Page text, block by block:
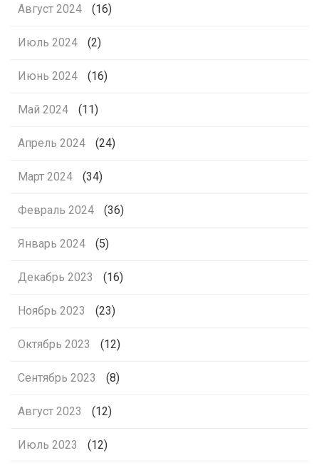
Август 2024 (16)
Июль 2024 (2)
Июнь 2024 (16)
Май 2024 (11)
Апрель 2024 (24)
Март 2024 (34)
Февраль 2024 (36)
Январь 2024 (5)
Декабрь 2023 (16)
Ноябрь 2023 (23)
Октябрь 2023 (12)
Сентябрь 2023 (8)
Август 2023 (12)
Июль 2023 (12)